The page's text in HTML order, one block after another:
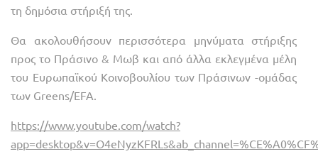
τη δημόσια στήριξή της.
Θα ακολουθήσουν περισσότερα μηνύματα στήριξης
προς το Πράσινο & Μωβ και από άλλα εκλεγμένα μέλη
του Ευρωπαϊκού Κοινοβουλίου των Πράσινων -ομάδας
των Greens/EFA.
https://www.youtube.com/watch?